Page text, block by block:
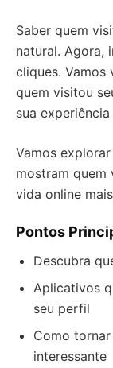
Saber quem
natural. Agora,
cliques.
quem visitou
sua
Vamos
mostram quem
vida online
Pontos
Descubra
Aplicativos
seu perfil
Como
interessante